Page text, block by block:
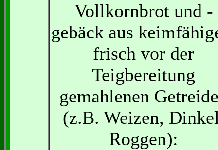
Vollkornbrot und -
gebäck aus
frisch vor der
Teigbereitung
gemahlenen
(z.B. Weizen,
Roggen):